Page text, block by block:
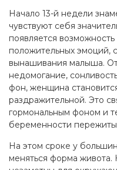
Начало 13-й недели
чувствуют себя
появляется
положительных эмоций,
вынашивания малыша.
недомогание,
фон, женщина
раздражительной. Это
гормональным фоном и
беременности пережиты
На этом сроке у
меняться форма живота.